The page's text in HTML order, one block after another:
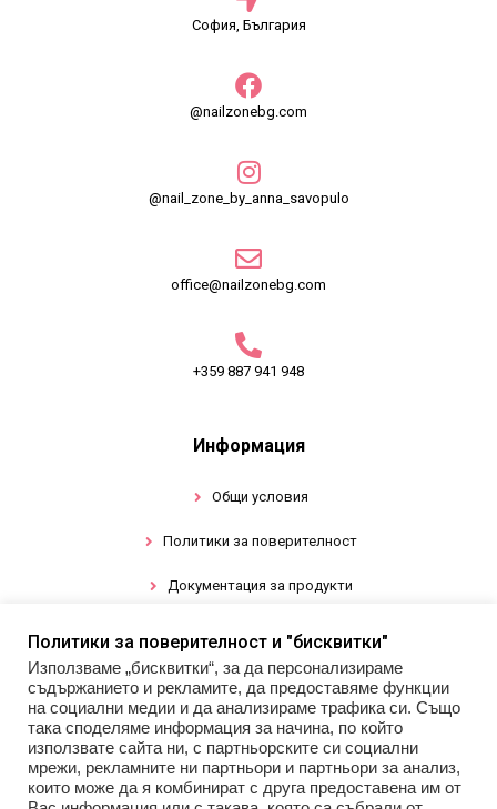
София, България
@nailzonebg.com
@nail_zone_by_anna_savopulo
office@nailzonebg.com
+359 887 941 948
Информация
Общи условия
Политики за поверителност
Документация за продукти
Промоции
Гел лак
Инструменти
Декорации за нокти
Политики за поверителност и "бисквитки"
Използваме „бисквитки“, за да персонализираме
съдържанието и рекламите, да предоставяме функции
на социални медии и да анализираме трафика си. Също
така споделяме информация за начина, по който
използвате сайта ни, с партньорските си социални
мрежи, рекламните ни партньори и партньори за анализ,
които може да я комбинират с друга предоставена им от